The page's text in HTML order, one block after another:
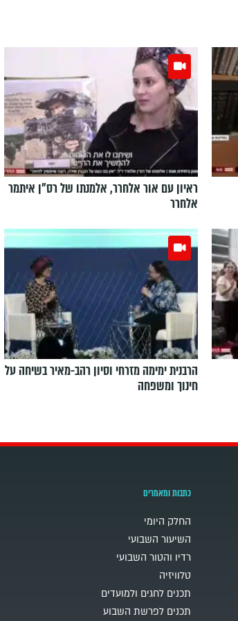
ראיון עם אור אלחרר, אלמנתו של רס"ן איתמר
אלחרר
הרבנית ימימה מזרחי וסיון רהב-מאיר בשיחה על
חינוך ומשפחה
כתבות ומאמרים
החלק היומי
השיעור השבועי
רדיו והטור השבועי
טלוויזיה
תכנים לחגים ולמועדים
תכנים לפרשת השבוע